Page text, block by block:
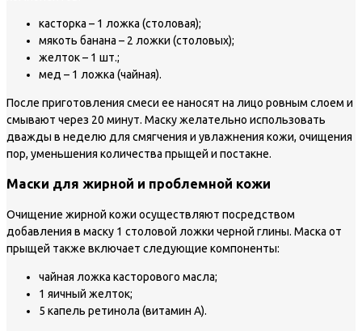
касторка – 1 ложка (столовая);
мякоть банана – 2 ложки (столовых);
желток – 1 шт.;
мед – 1 ложка (чайная).
После приготовления смеси ее наносят на лицо ровным слоем и
смывают через 20 минут. Маску желательно использовать
дважды в неделю для смягчения и увлажнения кожи, очищения
пор, уменьшения количества прыщей и постакне.
Маски для жирной и проблемной кожи
Очищение жирной кожи осуществляют посредством
добавления в маску 1 столовой ложки черной глины. Маска от
прыщей также включает следующие компоненты:
чайная ложка касторового масла;
1 яичный желток;
5 капель ретинола (витамин А).